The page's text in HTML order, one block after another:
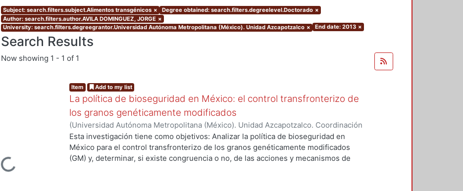
Subject: search.filters.subject.Alimentos transgénicos × Degree obtained: search.filters.degreelevel.Doctorado ×
Author: search.filters.author.AVILA DOMINGUEZ, JORGE ×
University: search.filters.degreegrantor.Universidad Autónoma Metropolitana (México). Unidad Azcapotzalco × End date: 2013 ×
Search Results
Now showing 1 - 1 of 1
Loading...
Item Add to my list
La política de bioseguridad en México: el control transfronterizo de
los granos genéticamente modificados
(Universidad Autónoma Metropolitana (México). Unidad Azcapotzalco. Coordinación
de Servicios de Información.,2013-10-30)AVILA DOMINGUEZ, JORGE
Esta investigación tiene como objetivos: Analizar la política de bioseguridad en
México para el control transfronterizo de los granos genéticamente modificados
(GM) y, determinar, si existe congruencia o no, de las acciones y mecanismos de